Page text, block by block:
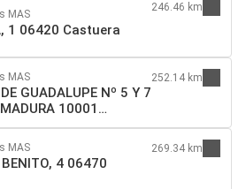
MAS
1 06420 Castuera
246.46 km
MAS
GUADALUPE Nº 5 Y 7
10001
252.14 km
MAS
4 06470
269.34 km